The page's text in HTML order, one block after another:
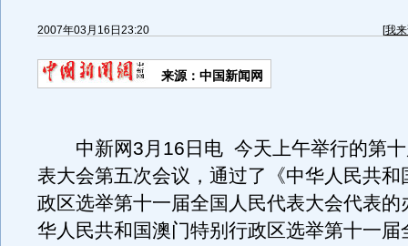
2007年03月16日23:20 [我
来源：中国新闻网
中新网3月16日电 今天上午举行的第十
表大会第五次会议，通过了《中华人民共和
政区选举第十一届全国人民代表大会代表的
华人民共和国澳门特别行政区选举第十一届